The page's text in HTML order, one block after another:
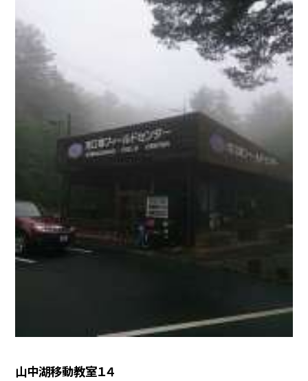
山中湖移動教室１４